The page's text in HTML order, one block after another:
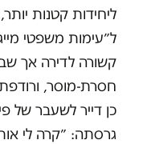
ליחידות קטנות
ל״עימות משפטי
קשורה לדירה אך
חסרת-מוסר,
כן דייר לשעבר של
גרסתה: ״קרה לי